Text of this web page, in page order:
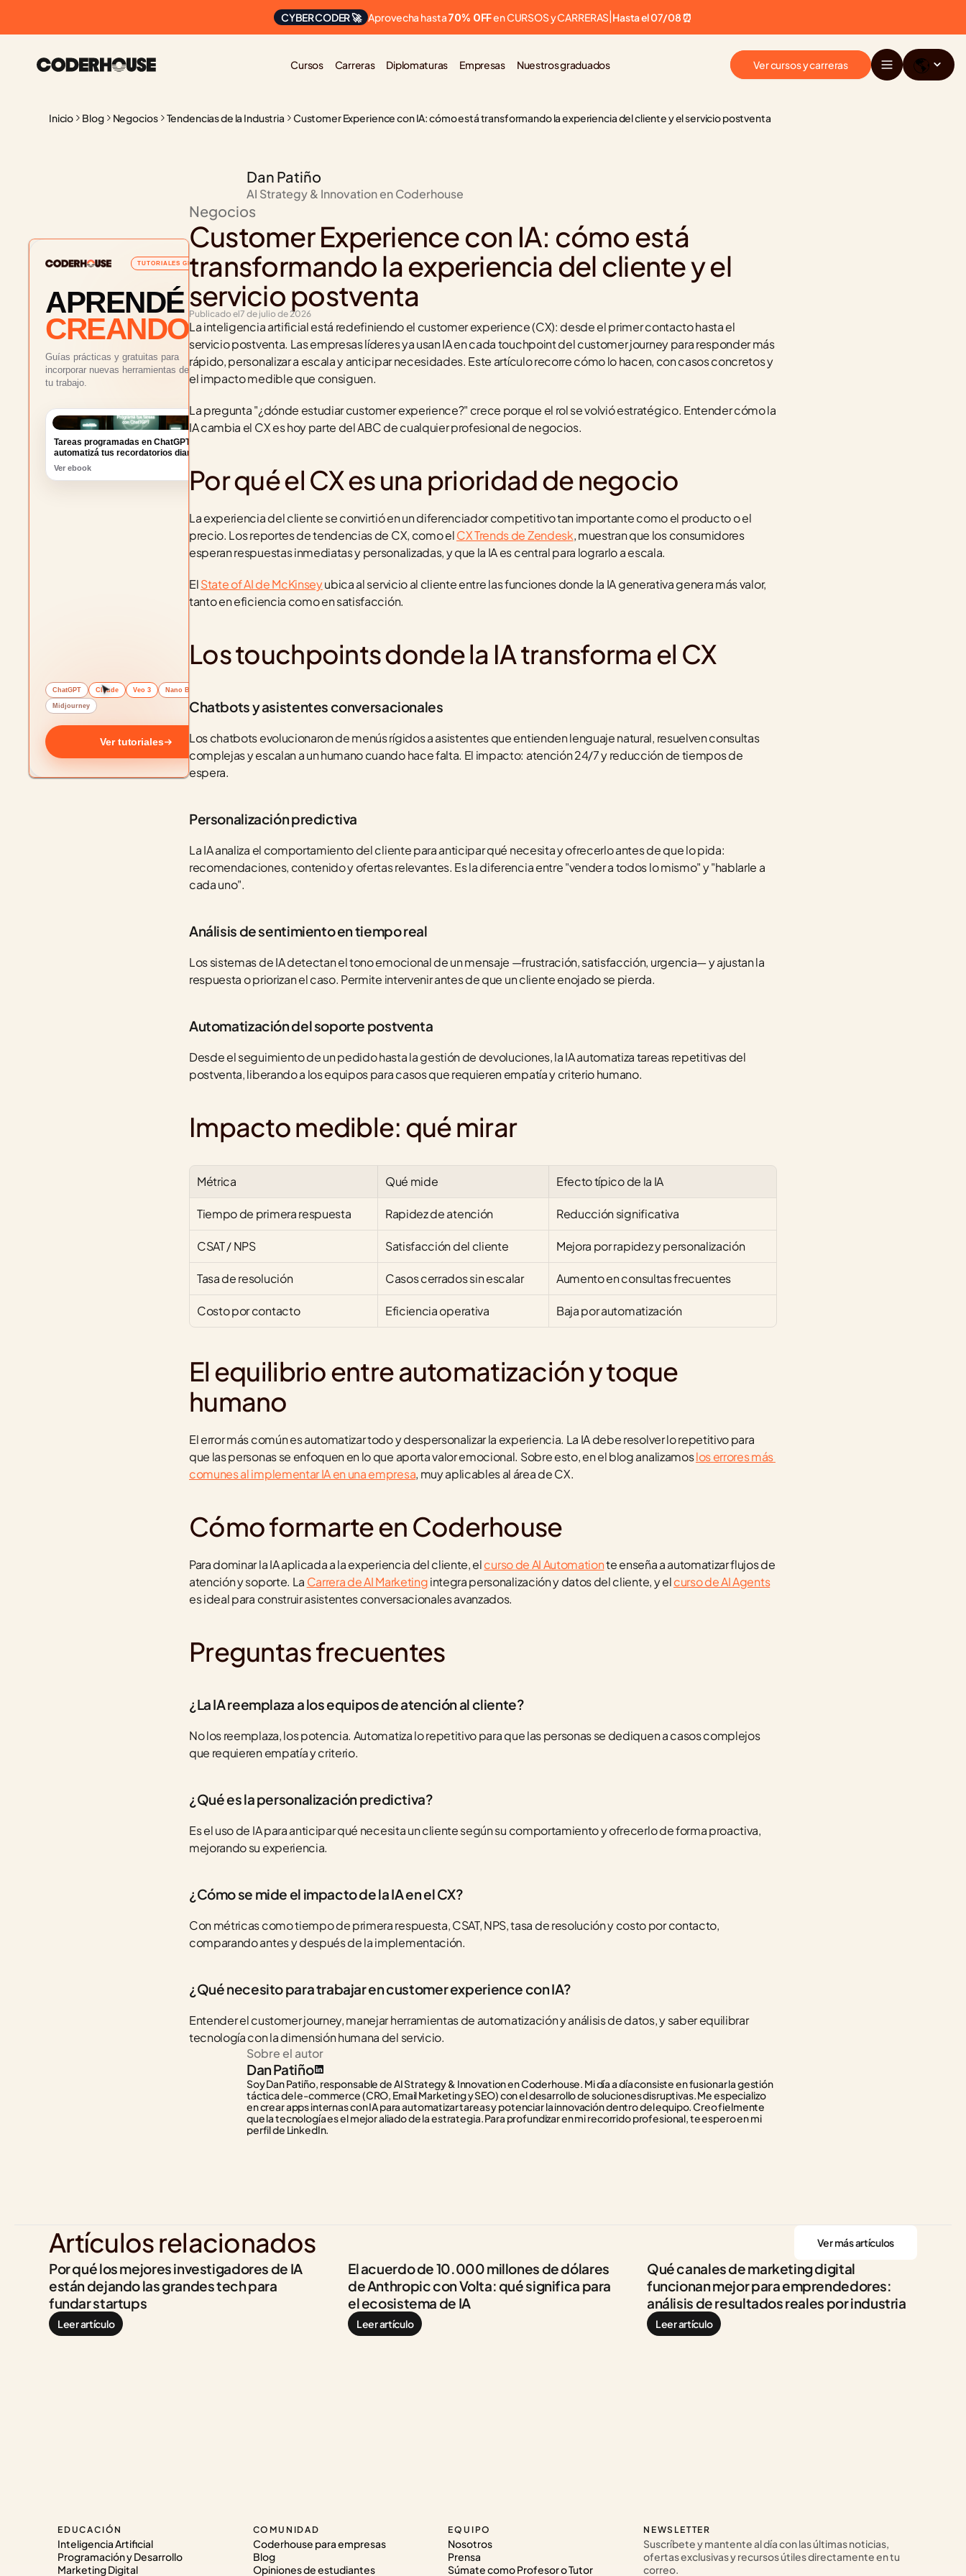
CYBER CODER 🚀 Aprovecha hasta 70% OFF en CURSOS y CARRERAS Hasta el 07/08 ⏰
Cursos Carreras Diplomaturas Empresas Nuestros graduados Ver cursos y carreras 🌎
Inicio Blog Negocios Tendencias de la Industria Customer Experience con IA: cómo está transformando la experiencia del cliente y el servicio postventa
TUTORIALES GRATUITOS
APRENDÉ
CREANDO
Guías prácticas y gratuitas para
incorporar nuevas herramientas de IA a
tu trabajo.
Tareas programadas en ChatGPT:
automatizá tus recordatorios diarios
Ver ebook
ChatGPT Claude Veo 3 Nano Banana
Midjourney
Ver tutoriales
Dan Patiño
AI Strategy & Innovation en Coderhouse
Negocios
Customer Experience con IA: cómo está
transformando la experiencia del cliente y el
servicio postventa
Publicado el7 de julio de 2026
La inteligencia artificial está redefiniendo el customer experience (CX): desde el primer contacto hasta el
servicio postventa. Las empresas líderes ya usan IA en cada touchpoint del customer journey para responder más
rápido, personalizar a escala y anticipar necesidades. Este artículo recorre cómo lo hacen, con casos concretos y
el impacto medible que consiguen.
La pregunta "¿dónde estudiar customer experience?" crece porque el rol se volvió estratégico. Entender cómo la
IA cambia el CX es hoy parte del ABC de cualquier profesional de negocios.
Por qué el CX es una prioridad de negocio
La experiencia del cliente se convirtió en un diferenciador competitivo tan importante como el producto o el
precio. Los reportes de tendencias de CX, como el CX Trends de Zendesk, muestran que los consumidores
esperan respuestas inmediatas y personalizadas, y que la IA es central para lograrlo a escala.
El State of AI de McKinsey ubica al servicio al cliente entre las funciones donde la IA generativa genera más valor,
tanto en eficiencia como en satisfacción.
Los touchpoints donde la IA transforma el CX
Chatbots y asistentes conversacionales
Los chatbots evolucionaron de menús rígidos a asistentes que entienden lenguaje natural, resuelven consultas
complejas y escalan a un humano cuando hace falta. El impacto: atención 24/7 y reducción de tiempos de
espera.
Personalización predictiva
La IA analiza el comportamiento del cliente para anticipar qué necesita y ofrecerlo antes de que lo pida:
recomendaciones, contenido y ofertas relevantes. Es la diferencia entre "vender a todos lo mismo" y "hablarle a
cada uno".
Análisis de sentimiento en tiempo real
Los sistemas de IA detectan el tono emocional de un mensaje —frustración, satisfacción, urgencia— y ajustan la
respuesta o priorizan el caso. Permite intervenir antes de que un cliente enojado se pierda.
Automatización del soporte postventa
Desde el seguimiento de un pedido hasta la gestión de devoluciones, la IA automatiza tareas repetitivas del
postventa, liberando a los equipos para casos que requieren empatía y criterio humano.
Impacto medible: qué mirar
Métrica Qué mide Efecto típico de la IA
Tiempo de primera respuesta Rapidez de atención Reducción significativa
CSAT / NPS Satisfacción del cliente Mejora por rapidez y personalización
Tasa de resolución Casos cerrados sin escalar Aumento en consultas frecuentes
Costo por contacto Eficiencia operativa Baja por automatización
El equilibrio entre automatización y toque
humano
El error más común es automatizar todo y despersonalizar la experiencia. La IA debe resolver lo repetitivo para
que las personas se enfoquen en lo que aporta valor emocional. Sobre esto, en el blog analizamos los errores más
comunes al implementar IA en una empresa, muy aplicables al área de CX.
Cómo formarte en Coderhouse
Para dominar la IA aplicada a la experiencia del cliente, el curso de AI Automation te enseña a automatizar flujos de
atención y soporte. La Carrera de AI Marketing integra personalización y datos del cliente, y el curso de AI Agents
es ideal para construir asistentes conversacionales avanzados.
Preguntas frecuentes
¿La IA reemplaza a los equipos de atención al cliente?
No los reemplaza, los potencia. Automatiza lo repetitivo para que las personas se dediquen a casos complejos
que requieren empatía y criterio.
¿Qué es la personalización predictiva?
Es el uso de IA para anticipar qué necesita un cliente según su comportamiento y ofrecerlo de forma proactiva,
mejorando su experiencia.
¿Cómo se mide el impacto de la IA en el CX?
Con métricas como tiempo de primera respuesta, CSAT, NPS, tasa de resolución y costo por contacto,
comparando antes y después de la implementación.
¿Qué necesito para trabajar en customer experience con IA?
Entender el customer journey, manejar herramientas de automatización y análisis de datos, y saber equilibrar
tecnología con la dimensión humana del servicio.
Sobre el autor
Dan Patiño
Soy Dan Patiño, responsable de AI Strategy & Innovation en Coderhouse. Mi día a día consiste en fusionar la gestión
táctica del e-commerce (CRO, Email Marketing y SEO) con el desarrollo de soluciones disruptivas. Me especializo
en crear apps internas con IA para automatizar tareas y potenciar la innovación dentro del equipo. Creo fielmente
que la tecnología es el mejor aliado de la estrategia. Para profundizar en mi recorrido profesional, te espero en mi
perfil de LinkedIn.
Artículos relacionados Ver más artículos
Por qué los mejores investigadores de IA
están dejando las grandes tech para
fundar startups
Leer artículo
El acuerdo de 10.000 millones de dólares
de Anthropic con Volta: qué significa para
el ecosistema de IA
Leer artículo
Qué canales de marketing digital
funcionan mejor para emprendedores:
análisis de resultados reales por industria
Leer artículo
EDUCACIÓN
Inteligencia Artificial
Programación y Desarrollo
Marketing Digital
COMUNIDAD
Coderhouse para empresas
Blog
Opiniones de estudiantes
EQUIPO
Nosotros
Prensa
Súmate como Profesor o Tutor
NEWSLETTER
Suscríbete y mantente al día con las últimas noticias,
ofertas exclusivas y recursos útiles directamente en tu
correo.